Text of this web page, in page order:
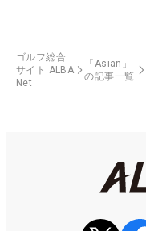
ゴルフ総合
サイト ALBA
Net
「Asian」
の記事一覧